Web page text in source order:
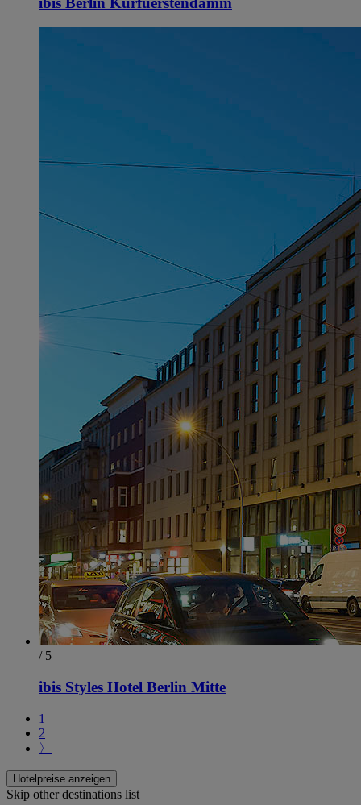
/ 5
ibis Styles Hotel Berlin Mitte
1
2
〉
Hotelpreise anzeigen
Skip other destinations list